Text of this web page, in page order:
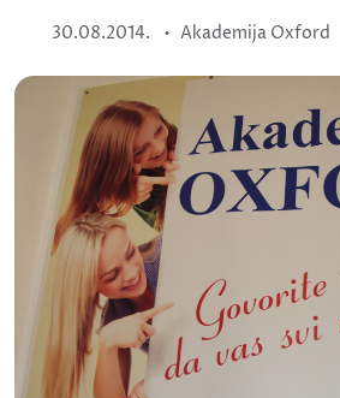
30.08.2014. • Akademija Oxford